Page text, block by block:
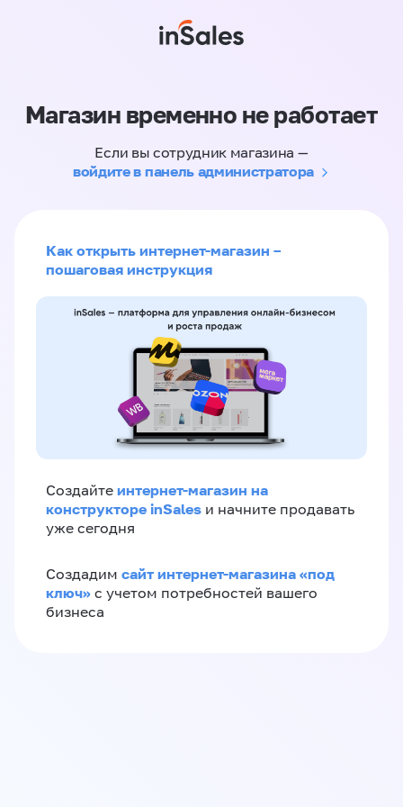
Магазин временно не работает
Если вы сотрудник магазина —
войдите в панель администратора
Как открыть интернет-магазин –
пошаговая инструкция
Создайте интернет-магазин на
конструкторе inSales и начните продавать
уже сегодня
Создадим сайт интернет-магазина «под
ключ» с учетом потребностей вашего
бизнеса